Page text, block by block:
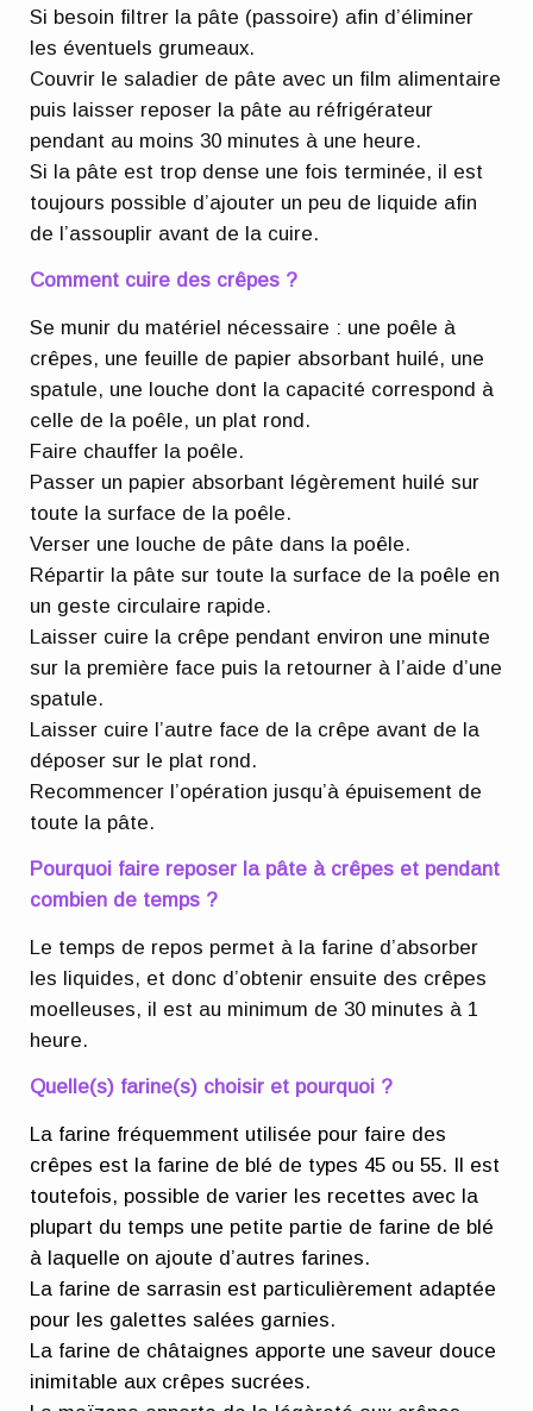
Si besoin filtrer la pâte (passoire) afin d’éliminer
les éventuels grumeaux.
Couvrir le saladier de pâte avec un film alimentaire
puis laisser reposer la pâte au réfrigérateur
pendant au moins 30 minutes à une heure.
Si la pâte est trop dense une fois terminée, il est
toujours possible d’ajouter un peu de liquide afin
de l’assouplir avant de la cuire.
Comment cuire des crêpes ?
Se munir du matériel nécessaire : une poêle à
crêpes, une feuille de papier absorbant huilé, une
spatule, une louche dont la capacité correspond à
celle de la poêle, un plat rond.
Faire chauffer la poêle.
Passer un papier absorbant légèrement huilé sur
toute la surface de la poêle.
Verser une louche de pâte dans la poêle.
Répartir la pâte sur toute la surface de la poêle en
un geste circulaire rapide.
Laisser cuire la crêpe pendant environ une minute
sur la première face puis la retourner à l’aide d’une
spatule.
Laisser cuire l’autre face de la crêpe avant de la
déposer sur le plat rond.
Recommencer l’opération jusqu’à épuisement de
toute la pâte.
Pourquoi faire reposer la pâte à crêpes et pendant
combien de temps ?
Le temps de repos permet à la farine d’absorber
les liquides, et donc d’obtenir ensuite des crêpes
moelleuses, il est au minimum de 30 minutes à 1
heure.
Quelle(s) farine(s) choisir et pourquoi ?
La farine fréquemment utilisée pour faire des
crêpes est la farine de blé de types 45 ou 55. Il est
toutefois, possible de varier les recettes avec la
plupart du temps une petite partie de farine de blé
à laquelle on ajoute d’autres farines.
La farine de sarrasin est particulièrement adaptée
pour les galettes salées garnies.
La farine de châtaignes apporte une saveur douce
inimitable aux crêpes sucrées.